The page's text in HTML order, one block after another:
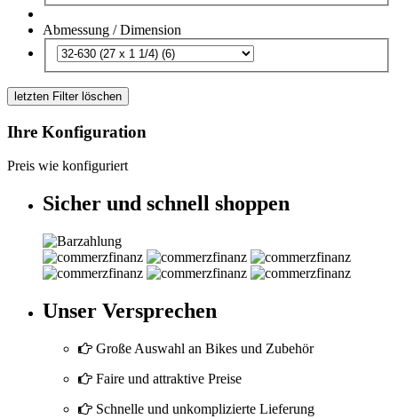
Abmessung / Dimension
letzten Filter löschen
Ihre Konfiguration
Preis wie konfiguriert
Sicher und schnell shoppen
Unser Versprechen
Große Auswahl an Bikes und Zubehör
Faire und attraktive Preise
Schnelle und unkomplizierte Lieferung